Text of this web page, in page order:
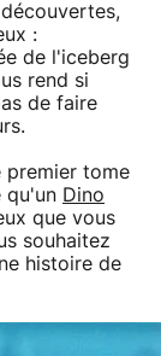
:
de l'iceberg
rend si
de faire
premier tome
qu'un Dino
que vous
souhaitez
histoire de